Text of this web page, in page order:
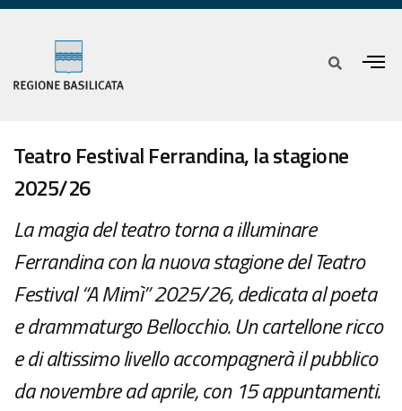
Teatro Festival Ferrandina, la stagione
2025/26
La magia del teatro torna a illuminare
Ferrandina con la nuova stagione del Teatro
Festival “A Mimì” 2025/26, dedicata al poeta
e drammaturgo Bellocchio. Un cartellone ricco
e di altissimo livello accompagnerà il pubblico
da novembre ad aprile, con 15 appuntamenti.